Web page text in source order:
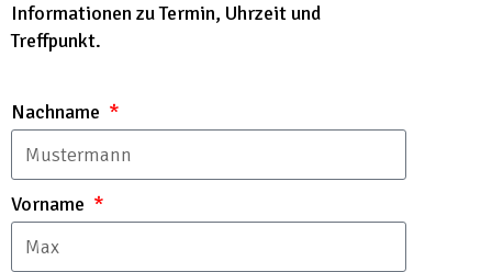
Informationen zu Termin, Uhrzeit und
Treffpunkt.
Nachname
Vorname